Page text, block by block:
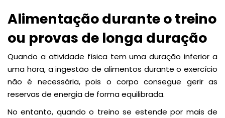
Alimentação durante o treino
ou provas de longa duração
Quando a atividade física tem uma duração inferior a
uma hora, a ingestão de alimentos durante o exercício
não é necessária, pois o corpo consegue gerir as
reservas de energia de forma equilibrada.
No entanto, quando o treino se estende por mais de